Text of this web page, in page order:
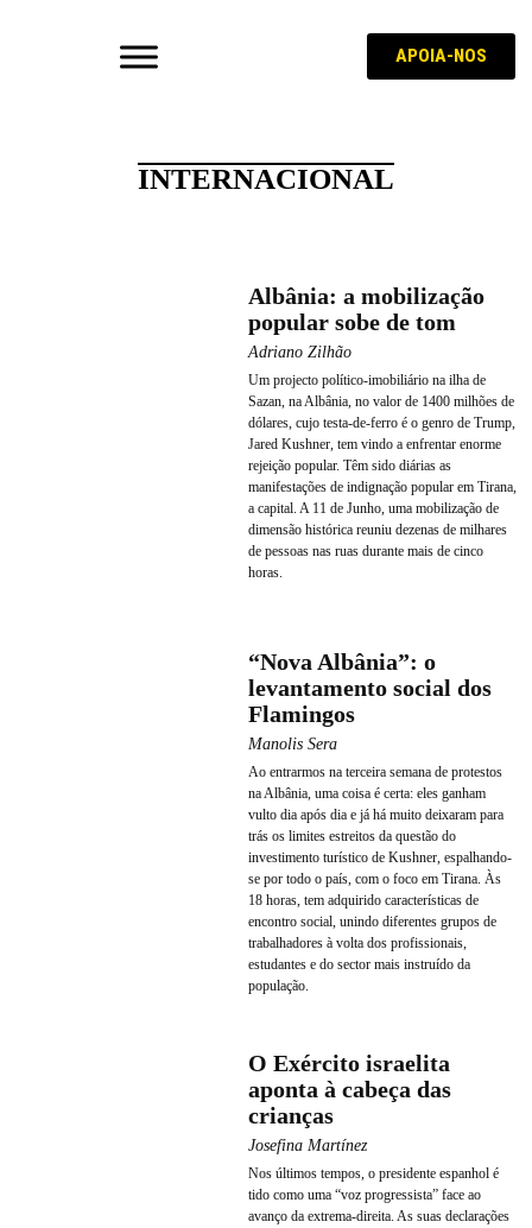
APOIA-NOS
INTERNACIONAL
Albânia: a mobilização
popular sobe de tom
Adriano Zilhão
Um projecto político-imobiliário na ilha de
Sazan, na Albânia, no valor de 1400 milhões de
dólares, cujo testa-de-ferro é o genro de Trump,
Jared Kushner, tem vindo a enfrentar enorme
rejeição popular. Têm sido diárias as
manifestações de indignação popular em Tirana,
a capital. A 11 de Junho, uma mobilização de
dimensão histórica reuniu dezenas de milhares
de pessoas nas ruas durante mais de cinco
horas.
“Nova Albânia”: o
levantamento social dos
Flamingos
Manolis Sera
Ao entrarmos na terceira semana de protestos
na Albânia, uma coisa é certa: eles ganham
vulto dia após dia e já há muito deixaram para
trás os limites estreitos da questão do
investimento turístico de Kushner, espalhando-
se por todo o país, com o foco em Tirana. Às
18 horas, tem adquirido características de
encontro social, unindo diferentes grupos de
trabalhadores à volta dos profissionais,
estudantes e do sector mais instruído da
população.
O Exército israelita
aponta à cabeça das
crianças
Josefina Martínez
Nos últimos tempos, o presidente espanhol é
tido como uma “voz progressista” face ao
avanço da extrema-direita. As suas declarações